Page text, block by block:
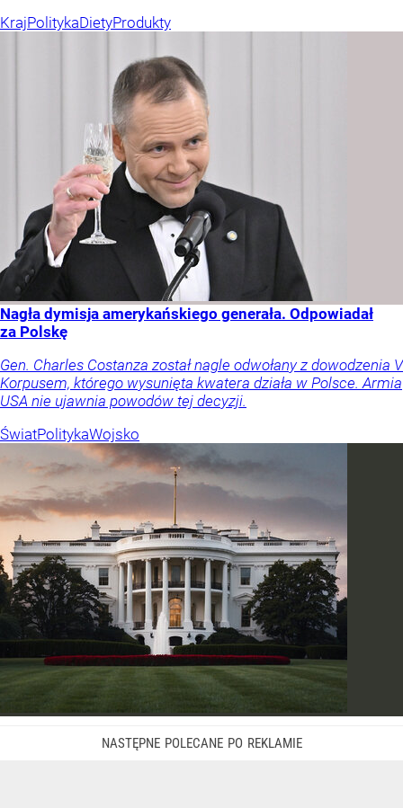
KrajPolitykaDietyProdukty
Nagła dymisja amerykańskiego generała. Odpowiadał
za Polskę
Gen. Charles Costanza został nagle odwołany z dowodzenia V
Korpusem, którego wysunięta kwatera działa w Polsce. Armia
USA nie ujawnia powodów tej decyzji.
ŚwiatPolitykaWojsko